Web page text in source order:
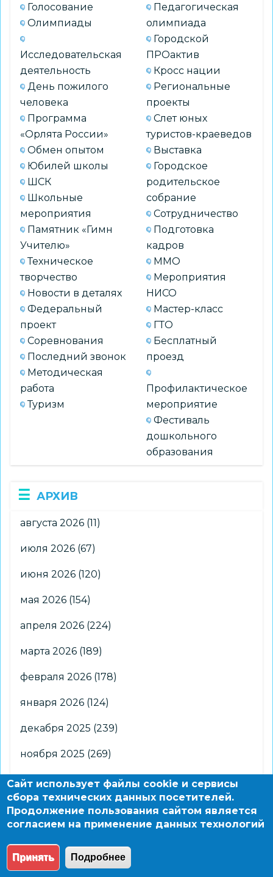
Голосование
Олимпиады
Исследовательская
деятельность
День пожилого
человека
Программа
«Орлята России»
Обмен опытом
Юбилей школы
ШСК
Школьные
мероприятия
Памятник «Гимн
Учителю»
Техническое
творчество
Новости в деталях
Федеральный
проект
Соревнования
Последний звонок
Методическая
работа
Туризм
Педагогическая
олимпиада
Городской
ПРОактив
Кросс нации
Региональные
проекты
Слет юных
туристов-краеведов
Выставка
Городское
родительское
собрание
Сотрудничество
Подготовка
кадров
ММО
Мероприятия
НИСО
Мастер-класс
ГТО
Бесплатный
проезд
Профилактическое
мероприятие
Фестиваль
дошкольного
образования
АРХИВ
августа 2026 (11)
июля 2026 (67)
июня 2026 (120)
мая 2026 (154)
апреля 2026 (224)
марта 2026 (189)
февраля 2026 (178)
января 2026 (124)
декабря 2025 (239)
ноября 2025 (269)
октября 2025(266)
сентября 2025 (176)
августа 2025 (2)
© 2004 - 2026 Новосибирский информационно-
Сайт использует файлы cookie и сервисы
сбора технических данных посетителей.
Продолжение пользования сайтом является
согласием на применение данных технологий
Принять Подробнее